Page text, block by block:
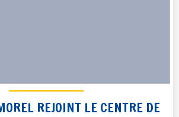
REJOINT LE CENTRE DE